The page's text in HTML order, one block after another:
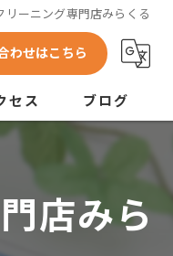
ーニング専門店みらくる
わせはこちら
ニング
ング
ング
セス ブログ
店みら